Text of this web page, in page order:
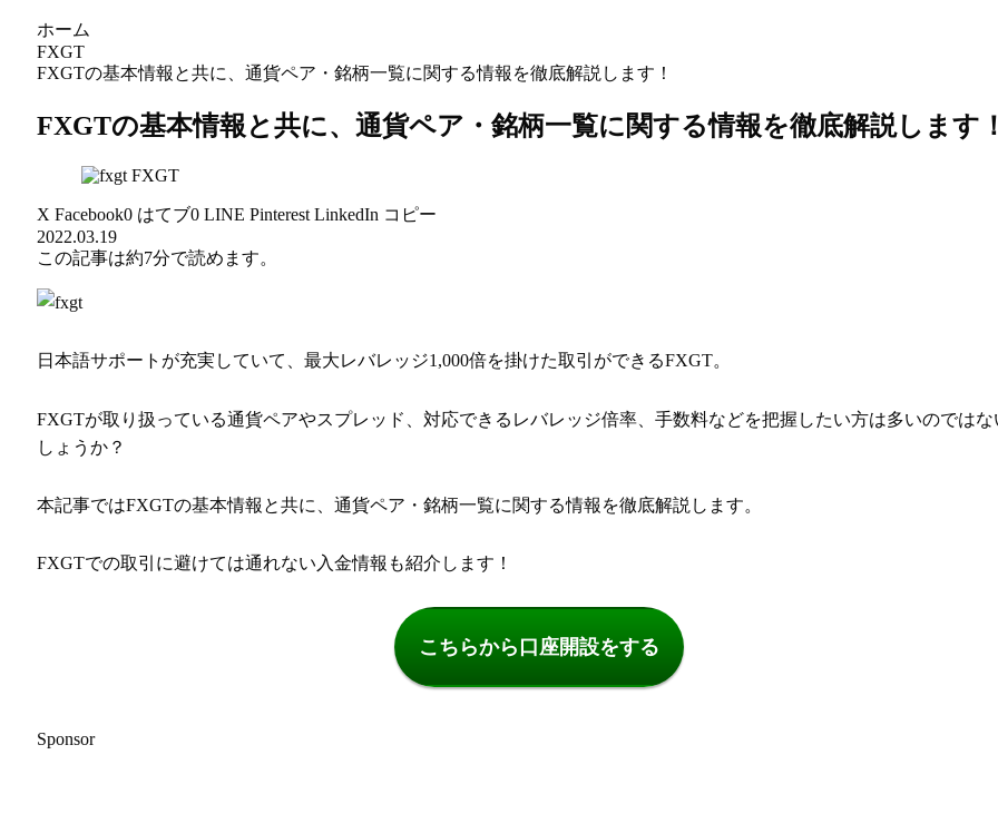
ホーム
FXGT
FXGTの基本情報と共に、通貨ペア・銘柄一覧に関する情報を徹底解説します！
FXGTの基本情報と共に、通貨ペア・銘柄一覧に関する情報を徹底解説します
FXGT
X Facebook0 はてブ0 LINE Pinterest LinkedIn コピー
2022.03.19
この記事は約7分で読めます。
日本語サポートが充実していて、最大レバレッジ1,000倍を掛けた取引ができるFXGT。
FXGTが取り扱っている通貨ペアやスプレッド、対応できるレバレッジ倍率、手数料などを把握したい方は多いのではな
しょうか？
本記事ではFXGTの基本情報と共に、通貨ペア・銘柄一覧に関する情報を徹底解説します。
FXGTでの取引に避けては通れない入金情報も紹介します！
こちらから口座開設をする
Sponsor